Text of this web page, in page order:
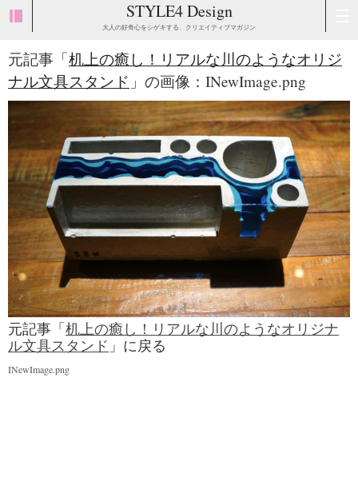
STYLE4 Design
大人の好奇心をシゲキする、クリエイティブマガジン
元記事「机上の癒し！リアルな川のようなオリジ
ナル文具スタンド 」の画像：INewImage.png
元記事「机上の癒し！リアルな川のようなオリジナ
ル文具スタンド 」に戻る
INewImage.png